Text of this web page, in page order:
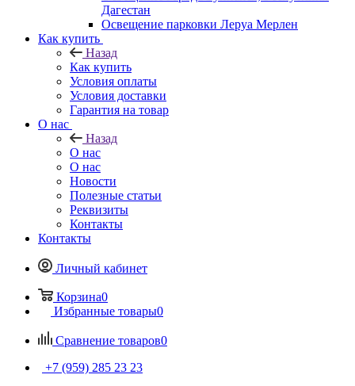
Дагестан
Освещение парковки Леруа Мерлен
Как купить
Назад
Как купить
Условия оплаты
Условия доставки
Гарантия на товар
О нас
Назад
О нас
О нас
Новости
Полезные статьи
Реквизиты
Контакты
Контакты
Личный кабинет
Корзина0
Избранные товары0
Сравнение товаров0
+7 (959) 285 23 23